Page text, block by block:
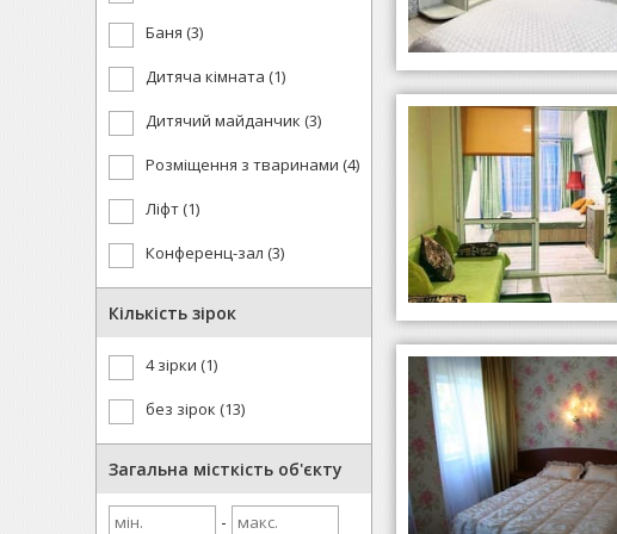
Баня (3)
Дитяча кімната (1)
Дитячий майданчик (3)
Розміщення з тваринами (4)
Ліфт (1)
Конференц-зал (3)
Кількість зірок
4 зірки (1)
без зірок (13)
Загальна місткість об'єкту
-